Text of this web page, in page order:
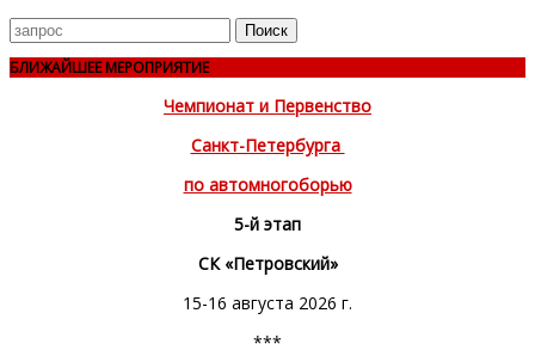
Поиск
для
БЛИЖАЙШЕЕ МЕРОПРИЯТИЕ
Чемпионат и Первенство
Санкт-Петербурга
по автомногоборью
5-й этап
СК «Петровский»
15-16 августа 2026 г.